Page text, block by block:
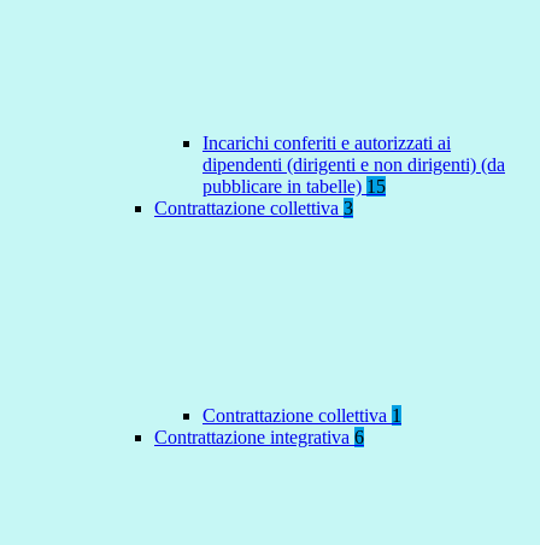
Incarichi conferiti e autorizzati ai
dipendenti (dirigenti e non dirigenti) (da
pubblicare in tabelle) 15
Contrattazione collettiva 3
Contrattazione collettiva 1
Contrattazione integrativa 6